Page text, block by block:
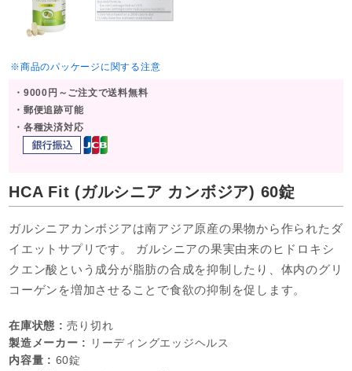
※商品のパッケージに関する注意
・9000円～ご注文で送料無料
・郵便追跡可能
・各種決済対応
HCA Fit (ガルシニア カンボジア) 60錠
ガルシニアカンボジアは南アジア原産の果物から作られたダ
イエットサプリです。 ガルシニアの果実由来のヒドロキシ
クエン酸という成分が脂肪の合成を抑制したり、体内のグリ
コーゲンを増加させることで食欲の抑制を促します。
在庫状態 :売り切れ
製造メーカー :
リーディングエッジヘルス
内容量 : 60錠